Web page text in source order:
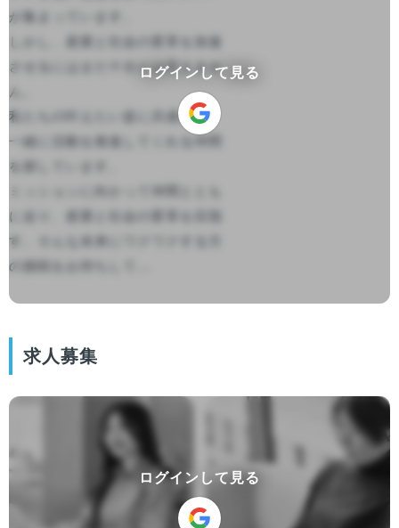
が集まっています。
しかし、産業と社会の変革を加速
させるにはまだ十分とは言えませ
ん。
私たちの叶えたい姿に共感して、
一緒に活動を推進してくれる仲間
を探しています。
ミッションに向かって仲間ととも
に走り、産業と社会の変革を目指
す。そんな未来にワクワクする方
の挑戦をお待ちして...
ログインして見る
求人募集
ログインして見る